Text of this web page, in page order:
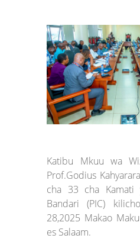
Katibu Mkuu wa
Prof.Godius
cha 33 cha Kamati
Bandari (PIC)
28,2025 Makao
es Salaam.